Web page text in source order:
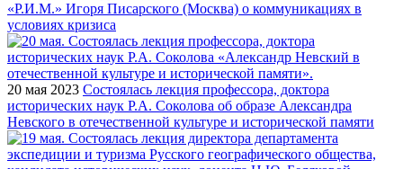
«Р.И.М.» Игоря Писарского (Москва) о коммуникациях в
условиях кризиса
20 мая 2023 Состоялась лекция профессора, доктора
исторических наук Р.А. Соколова об образе Александра
Невского в отечественной культуре и исторической памяти